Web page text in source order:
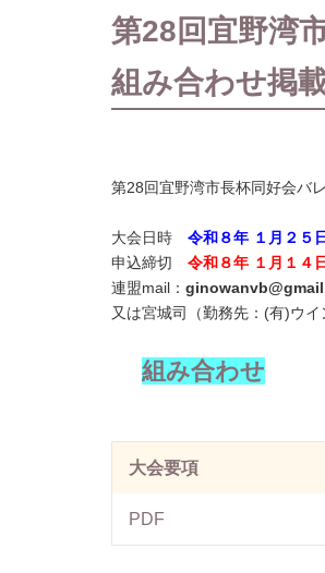
第28回宜野湾
組み合わせ掲
第28回宜野湾市長杯同好会バ
大会日時 令和８年 １月２５
申込締切 令和８年 １月１４
連盟mail：
又は宮城司（勤務先：(有)ウ
組み合わせ
大会要項
PDF